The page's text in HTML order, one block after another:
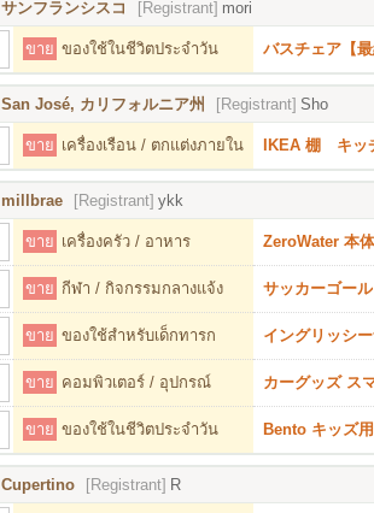
サンフランシスコ [Registrant] mori
ขาย ของใช้ในชีวิตประจำวัน バスチェア【
San José, カリフォルニア州 [Registrant] Sho
ขาย เครื่องเรือน / ตกแต่งภายใน IKEA 棚 キッ
millbrae [Registrant] ykk
ขาย เครื่องครัว / อาหาร ZeroWater 本体
ขาย กีฬา / กิจกรรมกลางแจ้ง サッカーゴール
ขาย ของใช้สำหรับเด็กทารก イングリッシ
ขาย คอมพิวเตอร์ / อุปกรณ์ カーグッズ ス
ขาย ของใช้ในชีวิตประจำวัน Bento キッズ
Cupertino [Registrant] R